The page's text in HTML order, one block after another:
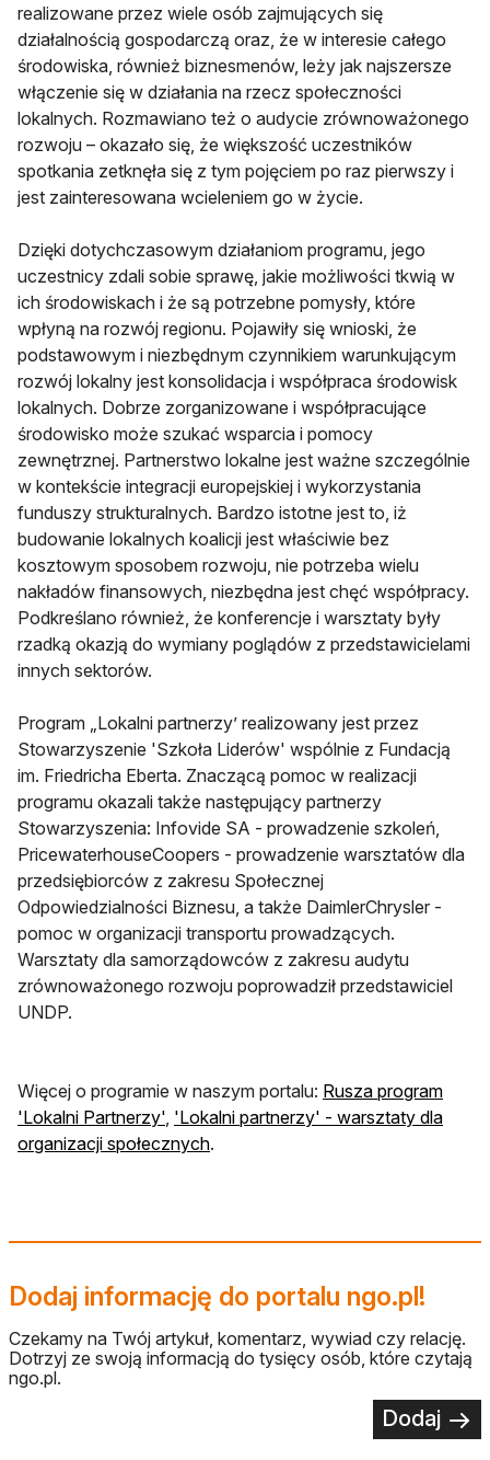
realizowane przez wiele osób zajmujących się
działalnością gospodarczą oraz, że w interesie całego
środowiska, również biznesmenów, leży jak najszersze
włączenie się w działania na rzecz społeczności
lokalnych. Rozmawiano też o audycie zrównoważonego
rozwoju – okazało się, że większość uczestników
spotkania zetknęła się z tym pojęciem po raz pierwszy i
jest zainteresowana wcieleniem go w życie.
Dzięki dotychczasowym działaniom programu, jego
uczestnicy zdali sobie sprawę, jakie możliwości tkwią w
ich środowiskach i że są potrzebne pomysły, które
wpłyną na rozwój regionu. Pojawiły się wnioski, że
podstawowym i niezbędnym czynnikiem warunkującym
rozwój lokalny jest konsolidacja i współpraca środowisk
lokalnych. Dobrze zorganizowane i współpracujące
środowisko może szukać wsparcia i pomocy
zewnętrznej. Partnerstwo lokalne jest ważne szczególnie
w kontekście integracji europejskiej i wykorzystania
funduszy strukturalnych. Bardzo istotne jest to, iż
budowanie lokalnych koalicji jest właściwie bez
kosztowym sposobem rozwoju, nie potrzeba wielu
nakładów finansowych, niezbędna jest chęć współpracy.
Podkreślano również, że konferencje i warsztaty były
rzadką okazją do wymiany poglądów z przedstawicielami
innych sektorów.
Program „Lokalni partnerzy’ realizowany jest przez
Stowarzyszenie 'Szkoła Liderów' wspólnie z Fundacją
im. Friedricha Eberta. Znaczącą pomoc w realizacji
programu okazali także następujący partnerzy
Stowarzyszenia: Infovide SA - prowadzenie szkoleń,
PricewaterhouseCoopers - prowadzenie warsztatów dla
przedsiębiorców z zakresu Społecznej
Odpowiedzialności Biznesu, a także DaimlerChrysler -
pomoc w organizacji transportu prowadzących.
Warsztaty dla samorządowców z zakresu audytu
zrównoważonego rozwoju poprowadził przedstawiciel
UNDP.
Więcej o programie w naszym portalu: Rusza program
'Lokalni Partnerzy'otwiera się w nowej karcie
, 'Lokalni partnerzy' - warsztaty dla
organizacji społecznychotwiera się w nowej karcie
.
Dodaj informację do portalu ngo.pl!
Czekamy na Twój artykuł, komentarz, wywiad czy relację.
Dotrzyj ze swoją informacją do tysięcy osób, które czytają
ngo.pl.
Dodaj